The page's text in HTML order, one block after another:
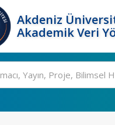
Akdeniz
Akademik Veri